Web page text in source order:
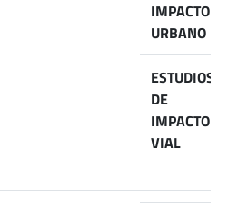
IMPACTO
URBANO
ESTUDIOS
DE
IMPACTO
VIAL